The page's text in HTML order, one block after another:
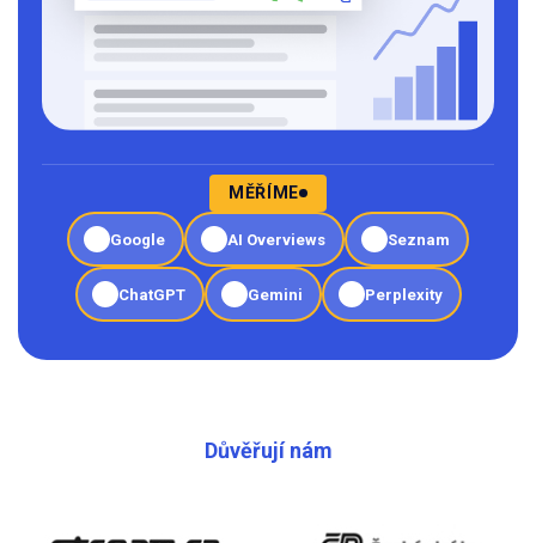
MĚŘÍME
Google AI Overviews Seznam
ChatGPT Gemini Perplexity
Důvěřují nám